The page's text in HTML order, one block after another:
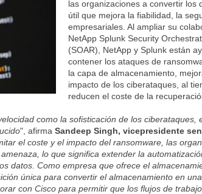
las organizaciones a convertir los
útil que mejora la fiabilidad, la
empresariales. Al ampliar su
NetApp Splunk Security
(SOAR), NetApp y Splunk están
contener los ataques de
la capa de almacenamiento,
impacto de los ciberataques, al
reducen el coste de la
como la sofisticación de los ciberataques,
", afirmaSandeep Singh, vicepresidente
el coste y el impacto del ransomware, las
lo que significa extender la
datos. Como empresa que ofrece el
única para convertir el almacenamiento en
con Cisco para permitir que los flujos de